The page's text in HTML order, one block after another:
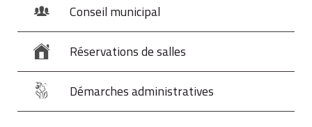
Conseil municipal
Réservations de salles
Démarches administratives